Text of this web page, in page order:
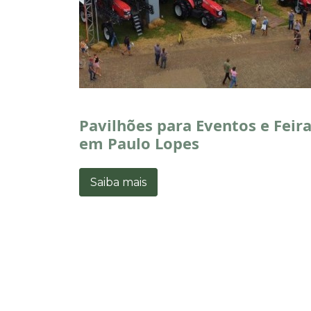
Pavilhões para Eventos e
em Paulo Lopes
Saiba mais